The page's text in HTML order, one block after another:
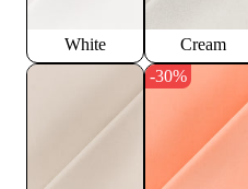
White Cream
-30%